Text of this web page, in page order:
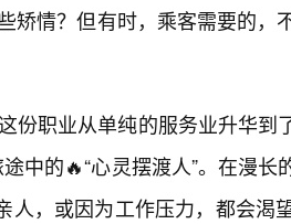
矫情？但有时，乘客需要的，
份职业从单纯的服务业升华到
中的🔥“心灵摆渡人”。在漫
人，或因为工作压力，都会渴